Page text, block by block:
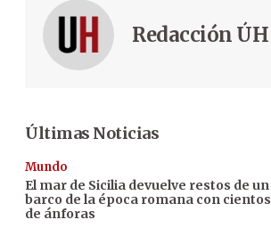
Redacción ÚH
Últimas Noticias
Mundo
El mar de Sicilia devuelve restos de un
barco de la época romana con cientos
de ánforas